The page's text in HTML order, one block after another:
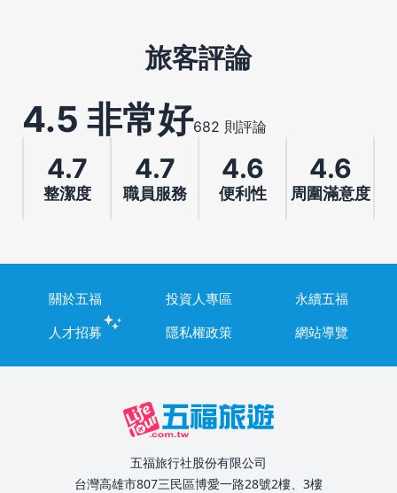
旅客評論
4.5 非常好682 則評論
4.7
整潔度
4.7
職員服務
4.6
便利性
4.6
周圍滿意度
關於五福 投資人專區
永續五福
人才招募
隱私權政策 網站導覽
五福旅行社股份有限公司
台灣高雄市807三民區博愛一路28號2樓、3樓